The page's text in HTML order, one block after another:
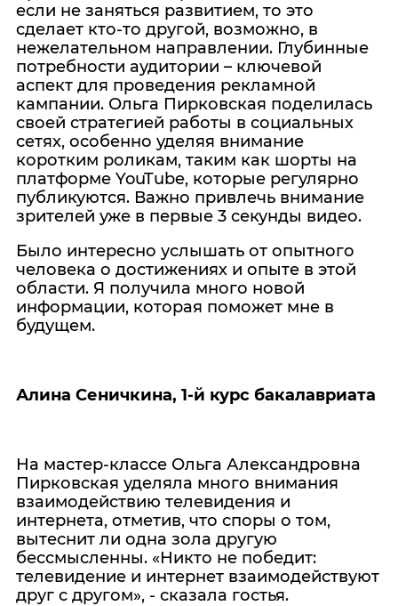
если не заняться развитием, то это
сделает кто-то другой, возможно, в
нежелательном направлении. Глубинные
потребности аудитории – ключевой
аспект для проведения рекламной
кампании. Ольга Пирковская поделилась
своей стратегией работы в социальных
сетях, особенно уделяя внимание
коротким роликам, таким как шорты на
платформе YouTube, которые регулярно
публикуются. Важно привлечь внимание
зрителей уже в первые 3 секунды видео.
Было интересно услышать от опытного
человека о достижениях и опыте в этой
области. Я получила много новой
информации, которая поможет мне в
будущем.
Алина Сеничкина, 1-й курс бакалавриата
На мастер-классе Ольга Александровна
Пирковская уделяла много внимания
взаимодействию телевидения и
интернета, отметив, что споры о том,
вытеснит ли одна зола другую
бессмысленны. «Никто не победит:
телевидение и интернет взаимодействуют
друг с другом», - сказала гостья.